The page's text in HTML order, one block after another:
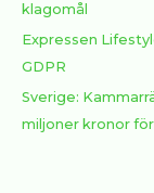
klagomål
Expressen
GDPR
Sverige:
miljoner kronor